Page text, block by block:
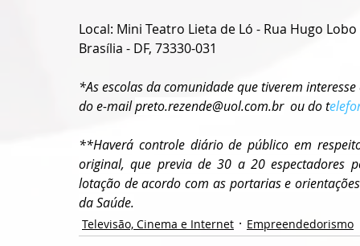
Local: Mini Teatro Lieta de Ló - Rua Hugo
Brasília - DF, 73330-031
*As escolas da comunidade que tiverem
do e-mail preto.rezende@uol.com.br
  ou do t
**Haverá controle diário de público em
original, que previa de 30 a 20 espectadores
lotação de acordo com as portarias e
da Saúde.
Televisão, Cinema e Internet Empreendedorismo